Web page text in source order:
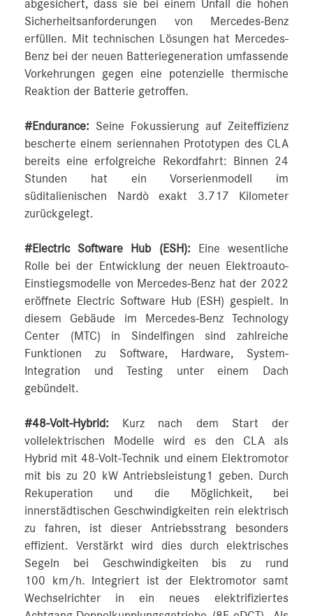
abgesichert, dass sie bei einem Unfall die hohen
Sicherheitsanforderungen von Mercedes-Benz
erfüllen. Mit technischen Lösungen hat Mercedes-
Benz bei der neuen Batteriegeneration umfassende
Vorkehrungen gegen eine potenzielle thermische
Reaktion der Batterie getroffen.
#Endurance: Seine Fokussierung auf Zeiteffizienz
bescherte einem seriennahen Prototypen des CLA
bereits eine erfolgreiche Rekordfahrt: Binnen 24
Stunden hat ein Vorserienmodell im
süditalienischen Nardò exakt 3.717 Kilometer
zurückgelegt.
#Electric Software Hub (ESH): Eine wesentliche
Rolle bei der Entwicklung der neuen Elektroauto-
Einstiegsmodelle von Mercedes-Benz hat der 2022
eröffnete Electric Software Hub (ESH) gespielt. In
diesem Gebäude im Mercedes-Benz Technology
Center (MTC) in Sindelfingen sind zahlreiche
Funktionen zu Software, Hardware, System-
Integration und Testing unter einem Dach
gebündelt.
#48-Volt-Hybrid: Kurz nach dem Start der
vollelektrischen Modelle wird es den CLA als
Hybrid mit 48-Volt-Technik und einem Elektromotor
mit bis zu 20 kW Antriebsleistung1 geben. Durch
Rekuperation und die Möglichkeit, bei
innerstädtischen Geschwindigkeiten rein elektrisch
zu fahren, ist dieser Antriebsstrang besonders
effizient. Verstärkt wird dies durch elektrisches
Segeln bei Geschwindigkeiten bis zu rund
100 km/h. Integriert ist der Elektromotor samt
Wechselrichter in ein neues elektrifiziertes